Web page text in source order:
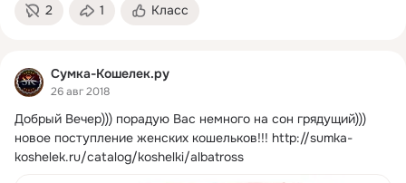
2 1 Класс
Сумка-Кошелек.ру
26 авг 2018
Добрый Вечер))) порадую Вас немного на сон грядущий)))
новое поступление женских кошельков!!! http://sumka-
koshelek.ru/catalog/koshelki/albatross